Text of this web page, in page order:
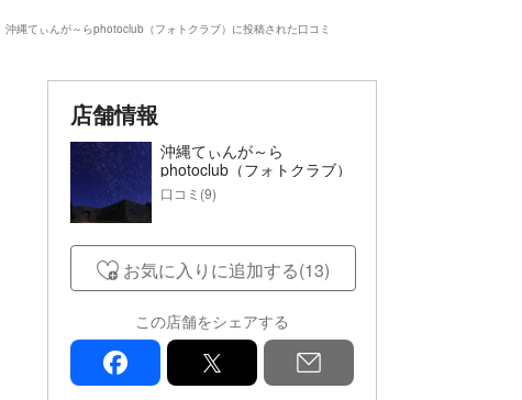
沖縄てぃんが～らphotoclub（フォトクラブ）に投稿された口コミ
店舗情報
沖縄てぃんが～ら
photoclub（フォトクラブ）
口コミ(9)
お気に入りに追加する(13)
この店舗をシェアする
facebook